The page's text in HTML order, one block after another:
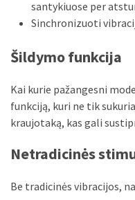
santykiuose per
Sinchronizuoti
Šildymo funkcija
Kai kurie pažangesni
funkciją, kuri ne tik
kraujotaką, kas gali
Netradicinės
Be tradicinės vibracijos,